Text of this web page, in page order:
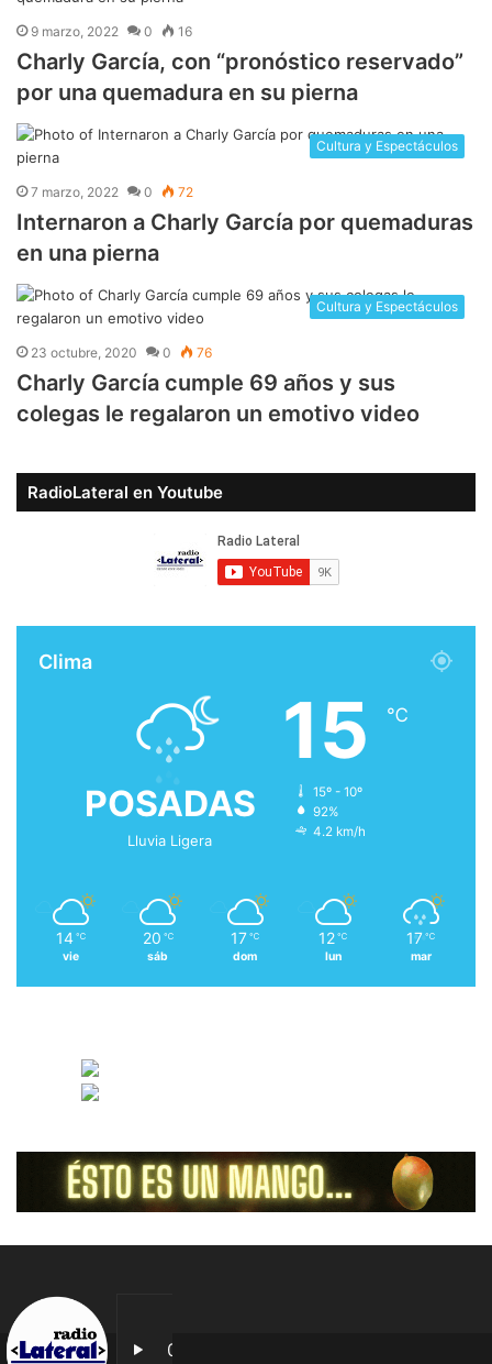
9 marzo, 2022 0 16
Charly García, con “pronóstico reservado”
por una quemadura en su pierna
Cultura y Espectáculos
7 marzo, 2022 0 72
Internaron a Charly García por quemaduras
en una pierna
Cultura y Espectáculos
23 octubre, 2020 0 76
Charly García cumple 69 años y sus
colegas le regalaron un emotivo video
RadioLateral en Youtube
Clima
POSADAS
Lluvia Ligera
15 ℃
15º - 10º
92%
4.2 km/h
14 ℃
vie
20 ℃
sáb
17 ℃
dom
12 ℃
lun
17 ℃
mar